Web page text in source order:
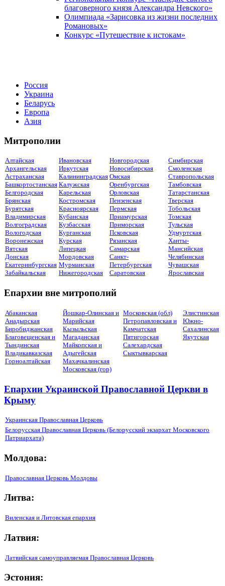
благоверного князя Александра Невского»
Олимпиада «Зарисовка из жизни последних
Романовых»
Конкурс «Путешествие к истокам»
Россия
Украина
Беларусь
Европа
Азия
Митрополии
Алтайская
Архангельская
Астраханская
Башкортостанская
Белгородская
Брянская
Бурятская
Владимирская
Волгоградская
Вологодская
Воронежская
Вятская
Донская
Екатеринбургская
Забайкальская
Ивановская
Иркутская
Калининградская
Калужская
Карельская
Костромская
Красноярская
Кубанская
Кузбасская
Курганская
Курская
Липецкая
Мордовская
Мурманская
Нижегородская
Новгородская
Новосибирская
Омская
Оренбургская
Орловская
Пензенская
Пермская
Приамурская
Приморская
Псковская
Рязанская
Самарская
Санкт-
Петербургская
Саратовская
Симбирская
Смоленская
Ставропольская
Тамбовская
Татарстанская
Тверская
Тобольская
Томская
Тульская
Удмуртская
Ханты-
Мансийская
Челябинская
Чувашская
Ярославская
Епархии вне митрополий
Абаканская
Анадырская
Биробиджанская
Благовещенская и
Тындинская
Владикавказская
Горноалтайская
Йошкар-Олинская и
Марийская
Кызыльская
Магаданская
Майкопская и
Адыгейская
Махачкалинская
Московская (гор)
Московская (обл)
Петропавловская и
Камчатская
Пятигорская
Салехардская
Сыктывкарская
Элистинская
Южно-
Сахалинская
Якутская
Епархии Украинской Православной Церкви в
Крыму
Украинская Православная Церковь
Белорусская Православная Церковь (Белорусский экзархат Московского
Патриархата)
Молдова:
Православная Церковь Молдовы
Литва:
Виленская и Литовская епархия
Латвия:
Латвийская самоуправляемая Православная Церковь
Эстония: